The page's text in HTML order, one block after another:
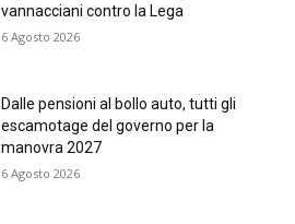
vannacciani contro la Lega
6 Agosto 2026
Dalle pensioni al bollo auto, tutti gli
escamotage del governo per la
manovra 2027
6 Agosto 2026